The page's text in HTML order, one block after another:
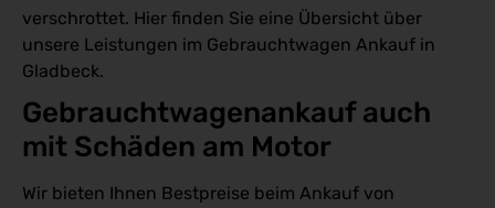
verschrottet. Hier finden Sie eine Übersicht über
unsere Leistungen im Gebrauchtwagen Ankauf in
Gladbeck.
Gebrauchtwagenankauf auch
mit Schäden am Motor
Wir bieten Ihnen Bestpreise beim Ankauf von